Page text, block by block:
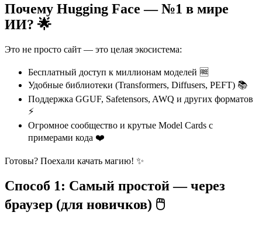
Почему Hugging Face — №1 в мире
ИИ? 🌟
Это не просто сайт — это целая экосистема:
Бесплатный доступ к миллионам моделей 🆓
Удобные библиотеки (Transformers, Diffusers, PEFT) 📚
Поддержка GGUF, Safetensors, AWQ и других форматов
⚡
Огромное сообщество и крутые Model Cards с
примерами кода ❤️
Готовы? Поехали качать магию! ✨
Способ 1: Самый простой — через
браузер (для новичков) 🖱️